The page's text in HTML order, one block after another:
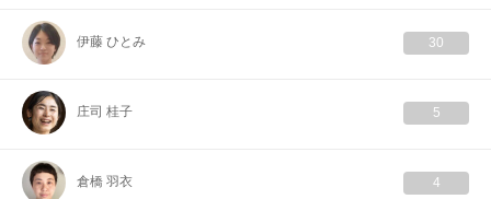
伊藤 ひとみ 30
庄司 桂子 5
倉橋 羽衣 4